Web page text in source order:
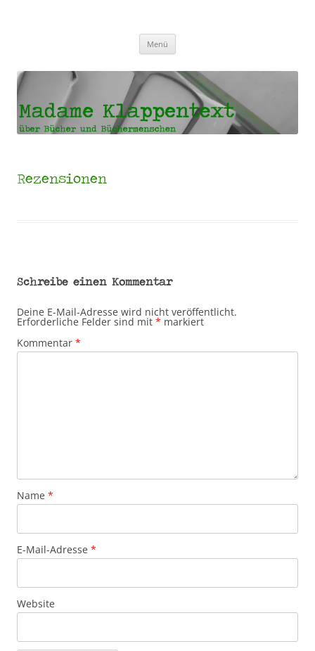
Menü
Rezensionen
Schreibe einen Kommentar
Deine E-Mail-Adresse wird nicht veröffentlicht.
Erforderliche Felder sind mit * markiert
Kommentar *
Name *
E-Mail-Adresse *
Website